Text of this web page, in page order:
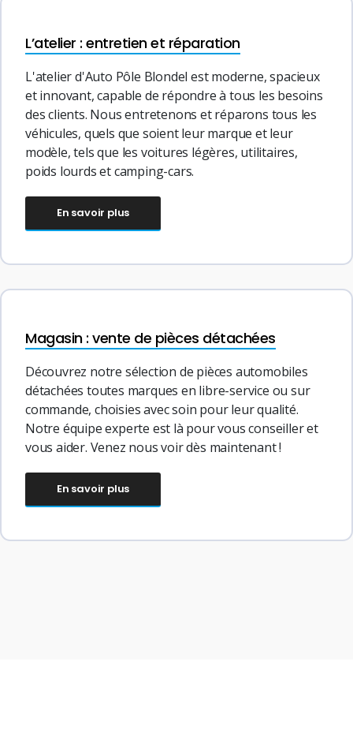
L’atelier : entretien et réparation
L'atelier d'Auto Pôle Blondel est moderne, spacieux
et innovant, capable de répondre à tous les besoins
des clients. Nous entretenons et réparons tous les
véhicules, quels que soient leur marque et leur
modèle, tels que les voitures légères, utilitaires,
poids lourds et camping-cars.
En savoir plus
Magasin : vente de pièces détachées
Découvrez notre sélection de pièces automobiles
détachées toutes marques en libre-service ou sur
commande, choisies avec soin pour leur qualité.
Notre équipe experte est là pour vous conseiller et
vous aider. Venez nous voir dès maintenant !
En savoir plus